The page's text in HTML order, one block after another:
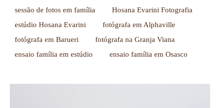
sessão de fotos em família
Hosana Evarini Fotografia
estúdio Hosana Evarini
fotógrafa em Alphaville
fotógrafa em Barueri
fotógrafa na Granja Viana
ensaio família em estúdio
ensaio família em Osasco